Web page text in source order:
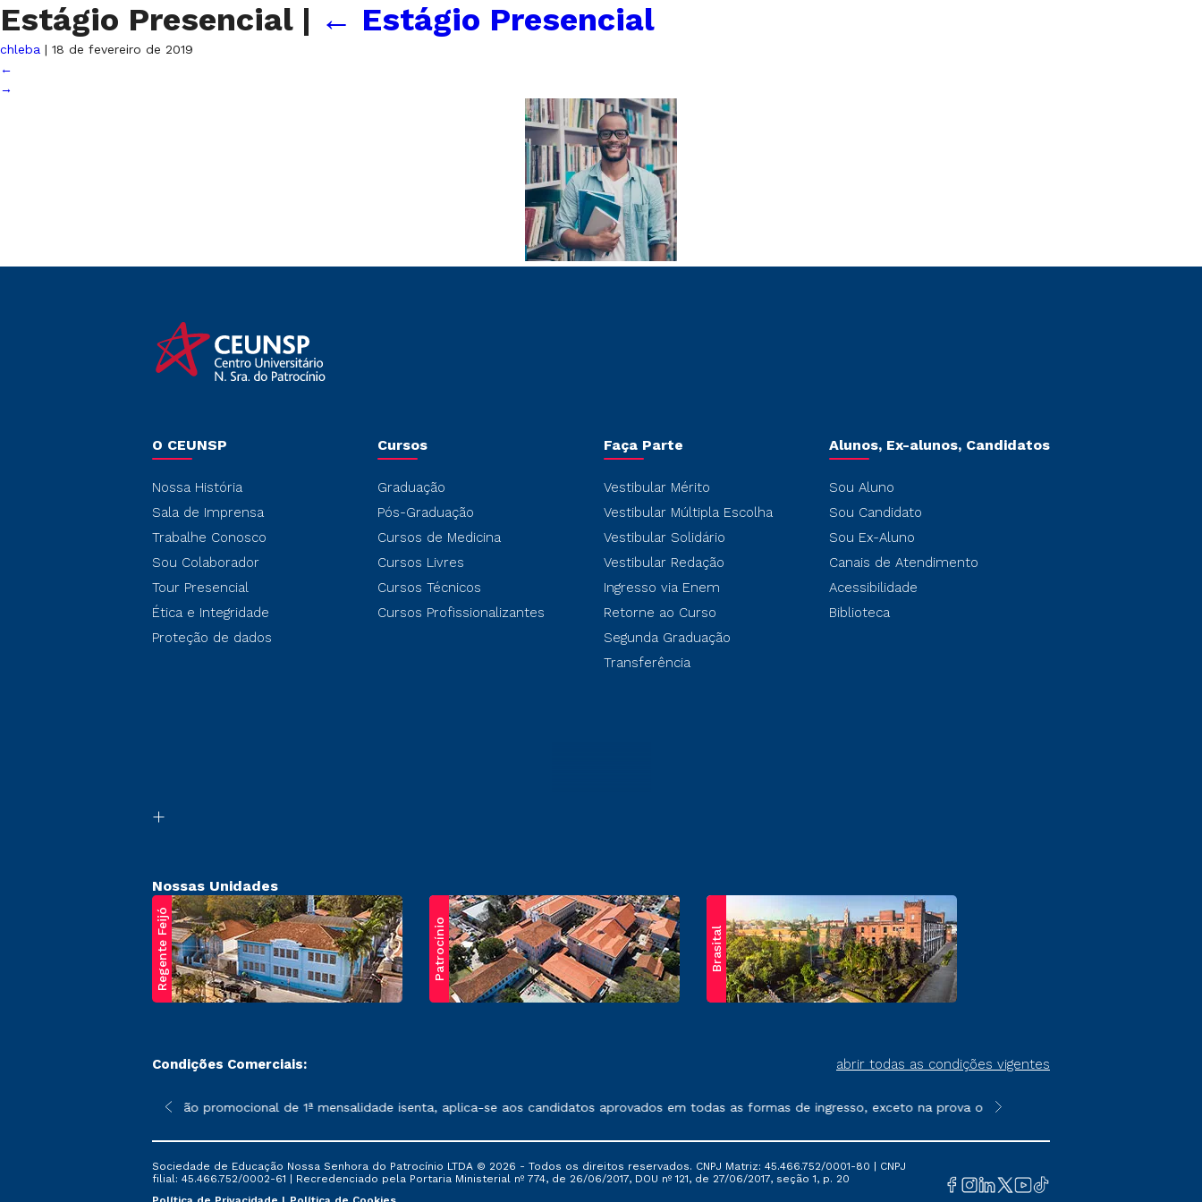
Estágio Presencial | ← Estágio Presencial
chleba | 18 de fevereiro de 2019
←
→
O CEUNSP
Nossa História
Sala de Imprensa
Trabalhe Conosco
Sou Colaborador
Tour Presencial
Ética e Integridade
Proteção de dados
Cursos
Graduação
Pós-Graduação
Cursos de Medicina
Cursos Livres
Cursos Técnicos
Cursos Profissionalizantes
Faça Parte
Vestibular Mérito
Vestibular Múltipla Escolha
Vestibular Solidário
Vestibular Redação
Ingresso via Enem
Retorne ao Curso
Segunda Graduação
Transferência
Alunos, Ex-alunos, Candidatos
Sou Aluno
Sou Candidato
Sou Ex-Aluno
Canais de Atendimento
Acessibilidade
Biblioteca
Nossas Unidades
Regente Feijó Patrocínio Brasital
Condições Comerciais: abrir todas as condições vigentes
sofrer alterações nos períodos de rematrícula conforme exposto no contrato de prestação de serviços.
*A condição promocional de 1ª mensalidade isenta, aplica-se aos candidatos aprovados em todas as formas de ingresso, exceto na prova on-line ou agendada, que
**Semipresencial é um formato do
Sociedade de Educação Nossa Senhora do Patrocínio LTDA © 2026 - Todos os direitos reservados. CNPJ Matriz: 45.466.752/0001-80 | CNPJ
filial: 45.466.752/0002-61 | Recredenciado pela Portaria Ministerial nº 774, de 26/06/2017, DOU nº 121, de 27/06/2017, seção 1, p. 20